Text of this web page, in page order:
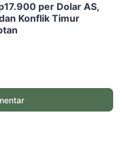
per Dolar AS,
Konflik Timur